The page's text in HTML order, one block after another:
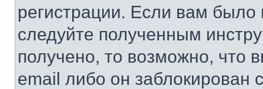
регистрации. Если вам
следуйте полученным
получено, то возможно, что
email либо он